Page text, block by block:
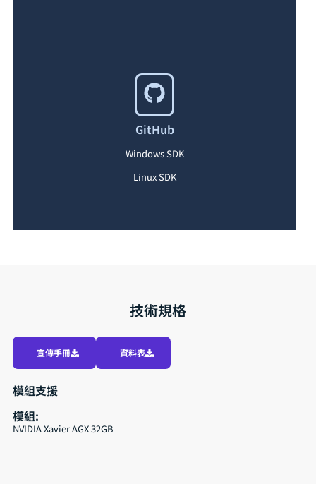
GitHub
Windows SDK
Linux SDK
技術規格
宣傳手冊 資料表
模組支援
模組:
NVIDIA Xavier AGX 32GB